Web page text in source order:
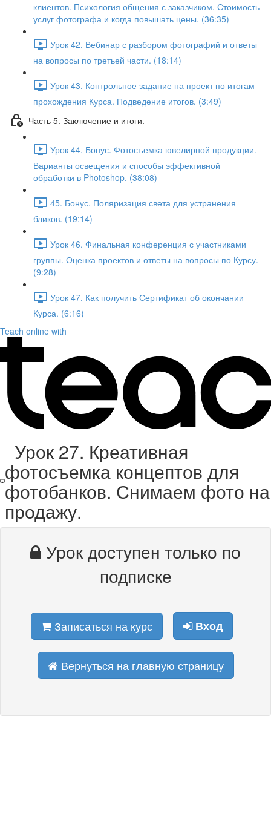
клиентов. Психология общения с заказчиком. Стоимость
услуг фотографа и когда повышать цены. (36:35)
Урок 42. Вебинар с разбором фотографий и ответы
на вопросы по третьей части. (18:14)
Урок 43. Контрольное задание на проект по итогам
прохождения Курса. Подведение итогов. (3:49)
Часть 5. Заключение и итоги.
Урок 44. Бонус. Фотосъемка ювелирной продукции.
Варианты освещения и способы эффективной
обработки в Photoshop. (38:08)
45. Бонус. Поляризация света для устранения
бликов. (19:14)
Урок 46. Финальная конференция с участниками
группы. Оценка проектов и ответы на вопросы по Курсу.
(9:28)
Урок 47. Как получить Сертификат об окончании
Курса. (6:16)
Teach online with
Урок 27. Креативная
фотосъемка концептов для
фотобанков. Снимаем фото на
продажу.
Урок доступен только по
подписке
Записаться на курс Вход
Вернуться на главную страницу